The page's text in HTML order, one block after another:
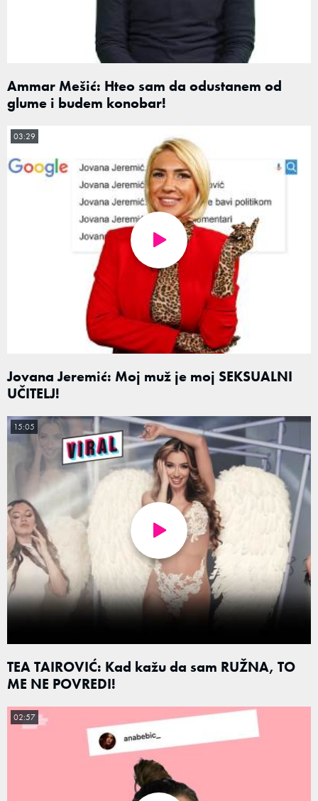
Ammar Mešić: Hteo sam da odustanem od
glume i budem konobar!
Jovana Jeremić: Moj muž je moj SEKSUALNI
UČITELJ!
03:29
TEA TAIROVIĆ: Kad kažu da sam RUŽNA, TO
ME NE POVREDI!
15:05
02:57